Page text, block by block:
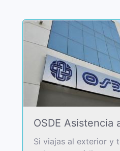
OSDE Asistencia
Si viajas al exterior y